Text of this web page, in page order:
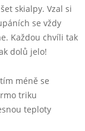
skialpy. Vzal si
se vždy
Každou chvíli tak
dolů jelo!
méně se
triku
teploty